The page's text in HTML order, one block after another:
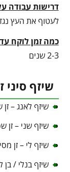
דרישות עבודה
לעטוף את העץ
כמה זמן לוקח
2-3 שנים
שיזף סיני
שיזף לאנג – זן
שיזף שני – זן
שיזף לי – זן
שיזף בנלי / בן